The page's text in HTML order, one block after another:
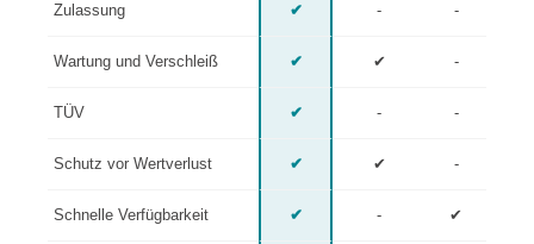
Zulassung ✔ - -
Wartung und Verschleiß ✔ ✔ -
TÜV ✔ - -
Schutz vor Wertverlust ✔ ✔ -
Schnelle Verfügbarkeit ✔ - ✔